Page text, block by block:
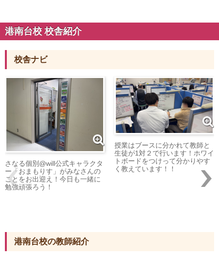
港南台校 校舎紹介
校舎ナビ
さなる個別@will公式キャラクタ
ー「おまもりす」がみなさんの
ことをお出迎え！今日も一緒に
勉強頑張ろう！
授業はブースに分かれて教師と
生徒が1対２で行います！ホワイ
トボードをつけって分かりやす
く教えています！！
港南台校の教師紹介